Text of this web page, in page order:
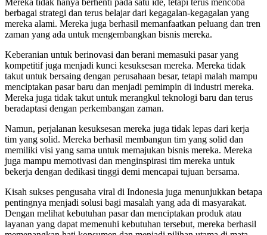
Mereka tidak hanya berhenti pada satu ide, tetapi terus mencoba
berbagai strategi dan terus belajar dari kegagalan-kegagalan yang
mereka alami. Mereka juga berhasil memanfaatkan peluang dan tren
zaman yang ada untuk mengembangkan bisnis mereka.
Keberanian untuk berinovasi dan berani memasuki pasar yang
kompetitif juga menjadi kunci kesuksesan mereka. Mereka tidak
takut untuk bersaing dengan perusahaan besar, tetapi malah mampu
menciptakan pasar baru dan menjadi pemimpin di industri mereka.
Mereka juga tidak takut untuk merangkul teknologi baru dan terus
beradaptasi dengan perkembangan zaman.
Namun, perjalanan kesuksesan mereka juga tidak lepas dari kerja
tim yang solid. Mereka berhasil membangun tim yang solid dan
memiliki visi yang sama untuk memajukan bisnis mereka. Mereka
juga mampu memotivasi dan menginspirasi tim mereka untuk
bekerja dengan dedikasi tinggi demi mencapai tujuan bersama.
Kisah sukses pengusaha viral di Indonesia juga menunjukkan betapa
pentingnya menjadi solusi bagi masalah yang ada di masyarakat.
Dengan melihat kebutuhan pasar dan menciptakan produk atau
layanan yang dapat memenuhi kebutuhan tersebut, mereka berhasil